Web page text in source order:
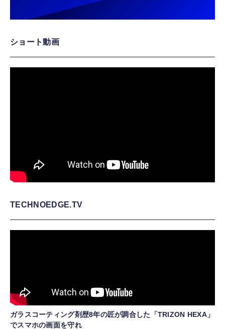
ショート動画
TECHNOEDGE.TV
ガラスコーティング剤歴8年の匠が調合した「TRIZON HEXA」
でスマホの画面を守れ